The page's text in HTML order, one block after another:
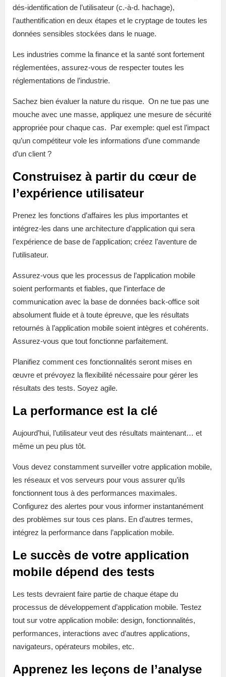
dés-identification de l’utilisateur (c.-à-d. hachage),
l’authentification en deux étapes et le cryptage de toutes les
données sensibles stockées dans le nuage.
Les industries comme la finance et la santé sont fortement
réglementées, assurez-vous de respecter toutes les
réglementations de l’industrie.
Sachez bien évaluer la nature du risque. On ne tue pas une
mouche avec une masse, appliquez une mesure de sécurité
appropriée pour chaque cas. Par exemple: quel est l’impact
qu’un compétiteur vole les informations d’une commande
d’un client ?
Construisez à partir du cœur de
l’expérience utilisateur
Prenez les fonctions d’affaires les plus importantes et
intégrez-les dans une architecture d’application qui sera
l’expérience de base de l’application; créez l’aventure de
l’utilisateur.
Assurez-vous que les processus de l’application mobile
soient performants et fiables, que l’interface de
communication avec la base de données back-office soit
absolument fluide et à toute épreuve, que les résultats
retournés à l’application mobile soient intègres et cohérents.
Assurez-vous que tout fonctionne parfaitement.
Planifiez comment ces fonctionnalités seront mises en
œuvre et prévoyez la flexibilité nécessaire pour gérer les
résultats des tests. Soyez agile.
La performance est la clé
Aujourd’hui, l’utilisateur veut des résultats maintenant… et
même un peu plus tôt.
Vous devez constamment surveiller votre application mobile,
les réseaux et vos serveurs pour vous assurer qu’ils
fonctionnent tous à des performances maximales.
Configurez des alertes pour vous informer instantanément
des problèmes sur tous ces plans. En d’autres termes,
intégrez la performance dans l’application mobile.
Le succès de votre application
mobile dépend des tests
Les tests devraient faire partie de chaque étape du
processus de développement d’application mobile. Testez
tout sur votre application mobile: design, fonctionnalités,
performances, interactions avec d’autres applications,
navigateurs, opérateurs mobiles, etc.
Apprenez les leçons de l’analyse